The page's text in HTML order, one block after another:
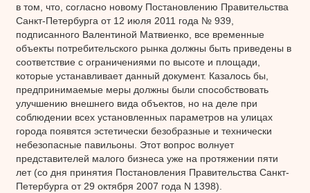
в том, что, согласно новому Постановлению Правительства
Санкт-Петербурга от 12 июля 2011 года № 939,
подписанного Валентиной Матвиенко, все временные
объекты потребительского рынка должны быть приведены в
соответствие с ограничениями по высоте и площади,
которые устанавливает данный документ. Казалось бы,
предпринимаемые меры должны были способствовать
улучшению внешнего вида объектов, но на деле при
соблюдении всех установленных параметров на улицах
города появятся эстетически безобразные и технически
небезопасные павильоны. Этот вопрос волнует
представителей малого бизнеса уже на протяжении пяти
лет (со дня принятия Постановления Правительства Санкт-
Петербурга от 29 октября 2007 года N 1398).